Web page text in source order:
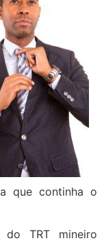
que continha o
TRT mineiro